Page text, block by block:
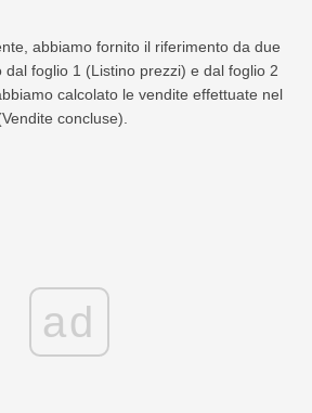
abbiamo fornito il riferimento da due
foglio 1 (Listino prezzi) e dal foglio 2
calcolato le vendite effettuate nel
concluse).
ad